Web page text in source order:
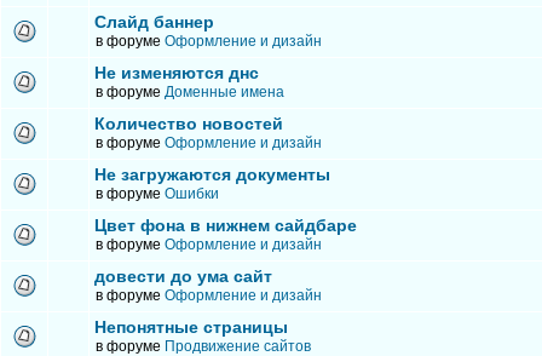
Слайд баннер
в форуме Оформление и дизайн
Не изменяются днс
в форуме Доменные имена
Количество новостей
в форуме Оформление и дизайн
Не загружаются документы
в форуме Ошибки
Цвет фона в нижнем сайдбаре
в форуме Оформление и дизайн
довести до ума сайт
в форуме Оформление и дизайн
Непонятные страницы
в форуме Продвижение сайтов